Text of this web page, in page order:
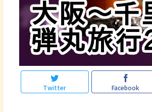
Twitter Facebook